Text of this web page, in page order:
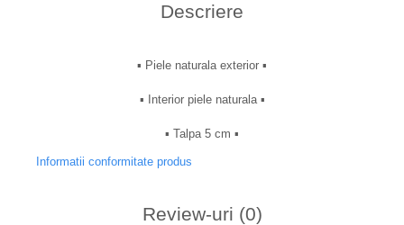
Descriere
▪︎ Piele naturala exterior ▪︎
▪︎ Interior piele naturala ▪︎
▪︎ Talpa 5 cm ▪︎
Informatii conformitate produs
Review-uri (0)